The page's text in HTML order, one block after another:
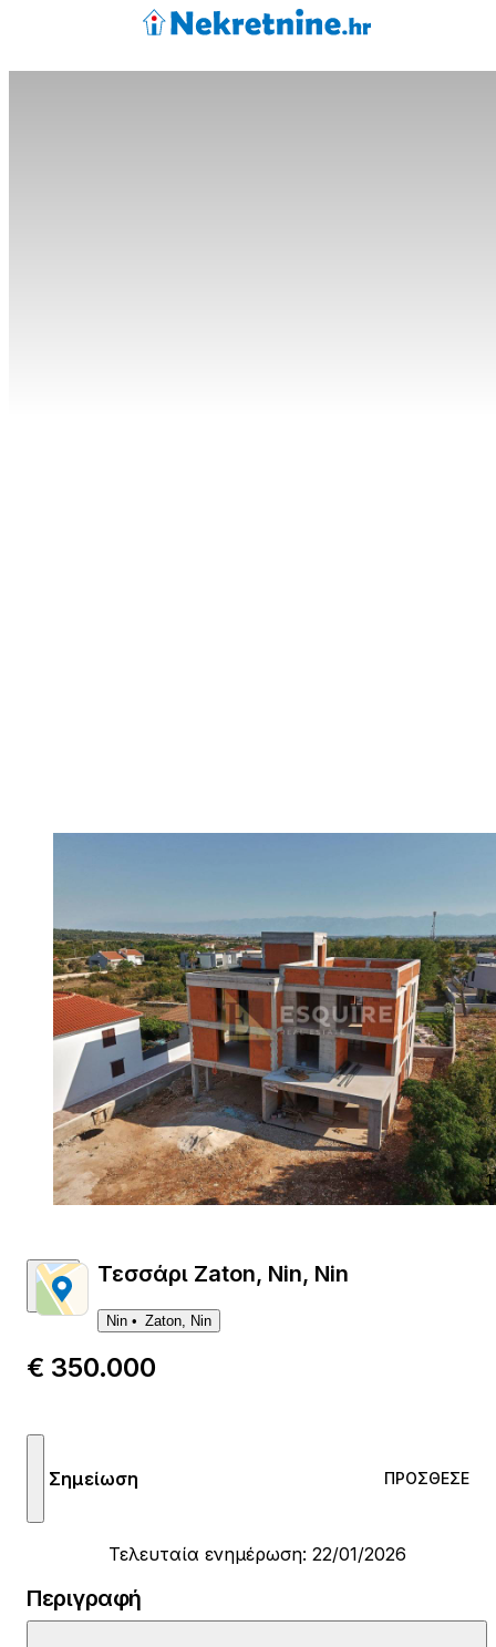
1
Τεσσάρι Zaton, Nin, Nin
Nin Zaton, Nin
€ 350.000
Σημείωση ΠΡΌΣΘΕΣΕ
Τελευταία ενημέρωση: 22/01/2026
Περιγραφή